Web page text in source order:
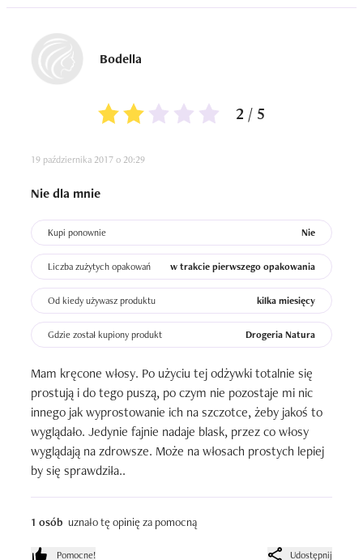
Bodella
2 / 5
19 października 2017 o 20:29
Nie dla mnie
Kupi ponownie Nie
Liczba zużytych opakowań w trakcie pierwszego opakowania
Od kiedy używasz produktu kilka miesięcy
Gdzie został kupiony produkt Drogeria Natura
Mam kręcone włosy. Po użyciu tej odżywki totalnie się
prostują i do tego puszą, po czym nie pozostaje mi nic
innego jak wyprostowanie ich na szczotce, żeby jakoś to
wyglądało. Jedynie fajnie nadaje blask, przez co włosy
wyglądają na zdrowsze. Może na włosach prostych lepiej
by się sprawdziła..
1 osób uznało tę opinię za pomocną
Pomocne! Udostępnij